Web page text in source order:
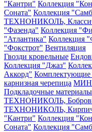
"Кантри" Коллекция
Соната" Коллекция
ТЕХНОНИКОЛЬ,
"Фазенда" Коллекция
"Атлантика" Коллекция
"Фокстрот" Вентиляция
Гвозди кровельные
Коллекция "Джаз"
Аккорд" Комплектующие
карнизная черепица
Подкладочные материалы
ТЕХНОНИКОЛЬ,
ТЕХНОНИКОЛЬ,
"Кантри" Коллекция
Соната" Коллекция